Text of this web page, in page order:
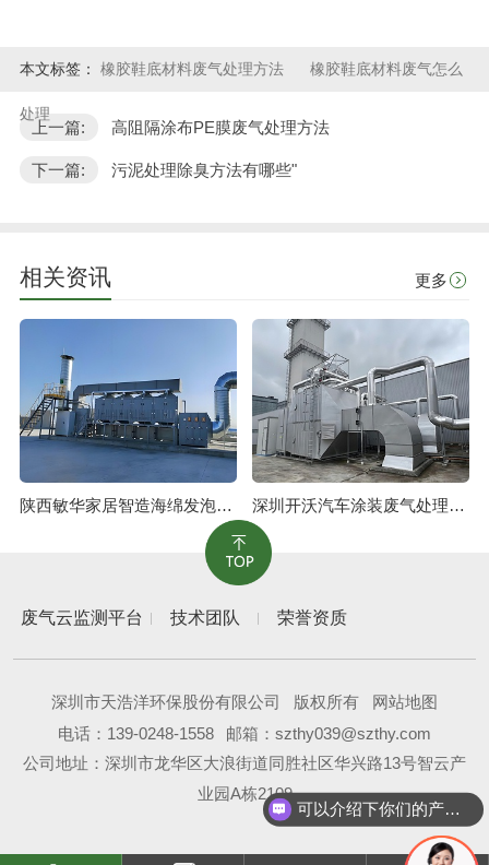
本文标签： 橡胶鞋底材料废气处理方法 橡胶鞋底材料废气怎么
处理
上一篇: 高阻隔涂布PE膜废气处理方法
下一篇: 污泥处理除臭方法有哪些"
相关资讯 更多
陕西敏华家居智造海绵发泡废气治理工程 深圳开沃汽车涂装废气处理工程
废气云监测平台 技术团队 荣誉资质
深圳市天浩洋环保股份有限公司 版权所有
网站地图
电话： 139-0248-1558
邮箱：szthy039@szthy.com
公司地址：深圳市龙华区大浪街道同胜社区华兴路13号智云产
业园A栋2109
可以介绍下你们的产品么？